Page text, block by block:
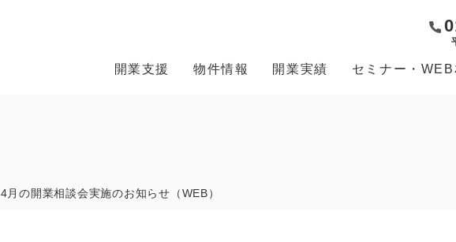
開業支援 物件情報 開業実績 セミナー・
4月の開業相談会実施のお知らせ（WEB）